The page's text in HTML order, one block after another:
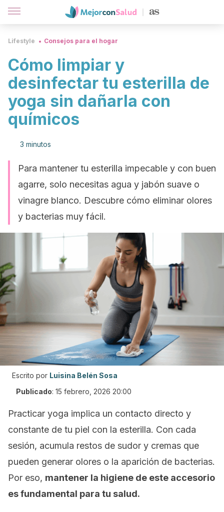
Lifestyle Consejos para el hogar
Cómo limpiar y
desinfectar tu esterilla de
yoga sin dañarla con
químicos
3 minutos
Para mantener tu esterilla impecable y con buen
agarre, solo necesitas agua y jabón suave o
vinagre blanco. Descubre cómo eliminar olores
y bacterias muy fácil.
Escrito por Luisina Belén Sosa
Publicado: 15 febrero, 2026 20:00
Practicar yoga implica un contacto directo y
constante de tu piel con la esterilla. Con cada
sesión, acumula restos de sudor y cremas que
pueden generar olores o la aparición de bacterias.
Por eso, mantener la higiene de este accesorio
es fundamental para tu salud.